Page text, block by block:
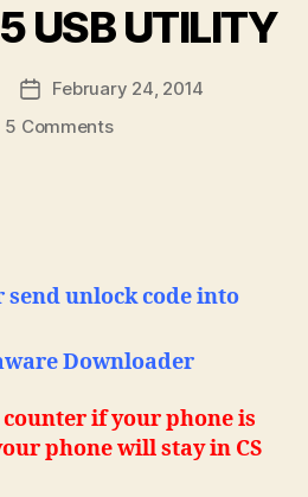
USB UTILITY
Post
date
February 24, 2014
5 Commentson
unlock code into
Downloader
counter if your phone is
phone will stay in CS